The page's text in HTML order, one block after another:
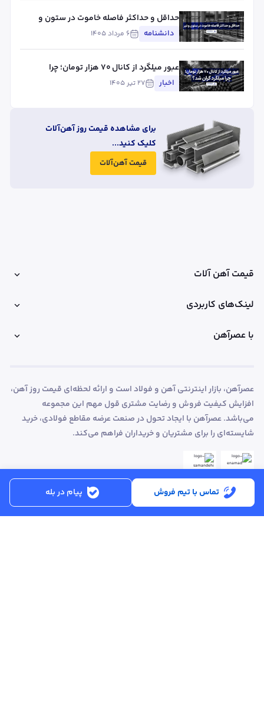
حداقل و حداکثر فاصله خاموت در ستون و
تیر
دانشنامه ۶ مرداد ۱۴۰۵
عبور میلگرد از کانال ۷۰ هزار تومان؛ چرا
میلگرد گران شد؟
اخبار ۲۷ تیر ۱۴۰۵
برای مشاهده قیمت روز آهن‌آلات
کلیک کنید...
قیمت آهن‌آلات
تماس با تیم فروش پیام در بله
قیمت آهن آلات
لینک‌های کاربردی
با عصرآهن
عصرآهن، بازار اینترنتی آهن و فولاد است و ارائه لحظه‌ای قیمت روز آهن،
افزایش کیفیت فروش و رضایت مشتری قول مهم این مجموعه
می‌باشد. عصرآهن با ایجاد تحول در صنعت عرضه مقاطع فولادی، خرید
شایسته‌ای را برای مشتریان و خریداران فراهم می‌کند.
ساعت کاری:شنبه تا پنجشنبه از ساعت 8:30 تا 17:00